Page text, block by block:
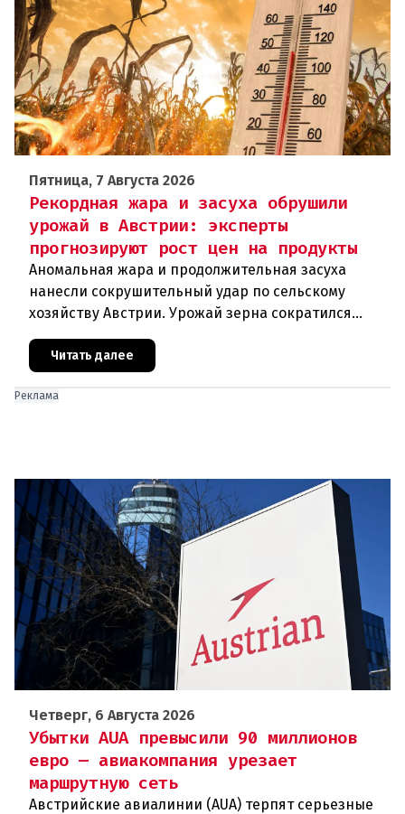
Пятница, 7 Августа 2026
Рекордная жара и засуха обрушили
урожай в Австрии: эксперты
прогнозируют рост цен на продукты
Аномальная жара и продолжительная засуха
нанесли сокрушительный удар по сельскому
хозяйству Австрии. Урожай зерна сократился
потери достигают 80 процентов.
Читать далее
Реклама
Четверг, 6 Августа 2026
Убытки AUA превысили 90 миллионов
евро — авиакомпания урезает
маршрутную сеть
Австрийские авиалинии (AUA) терпят серьезные